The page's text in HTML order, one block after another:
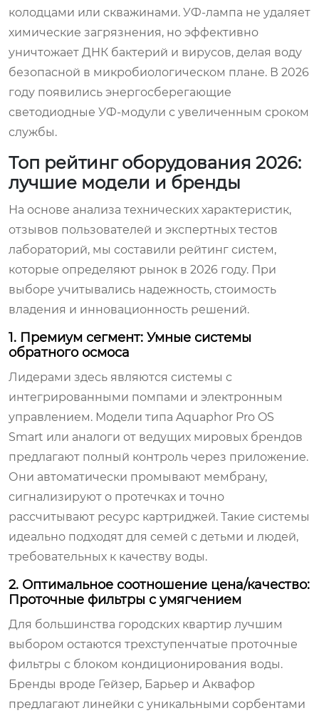
колодцами или скважинами. УФ-лампа не удаляет
химические загрязнения, но эффективно
уничтожает ДНК бактерий и вирусов, делая воду
безопасной в микробиологическом плане. В 2026
году появились энергосберегающие
светодиодные УФ-модули с увеличенным сроком
службы.
Топ рейтинг оборудования 2026:
лучшие модели и бренды
На основе анализа технических характеристик,
отзывов пользователей и экспертных тестов
лабораторий, мы составили рейтинг систем,
которые определяют рынок в 2026 году. При
выборе учитывались надежность, стоимость
владения и инновационность решений.
1. Премиум сегмент: Умные системы
обратного осмоса
Лидерами здесь являются системы с
интегрированными помпами и электронным
управлением. Модели типа Aquaphor Pro OS
Smart или аналоги от ведущих мировых брендов
предлагают полный контроль через приложение.
Они автоматически промывают мембрану,
сигнализируют о протечках и точно
рассчитывают ресурс картриджей. Такие системы
идеально подходят для семей с детьми и людей,
требовательных к качеству воды.
2. Оптимальное соотношение цена/качество:
Проточные фильтры с умягчением
Для большинства городских квартир лучшим
выбором остаются трехступенчатые проточные
фильтры с блоком кондиционирования воды.
Бренды вроде Гейзер, Барьер и Аквафор
предлагают линейки с уникальными сорбентами